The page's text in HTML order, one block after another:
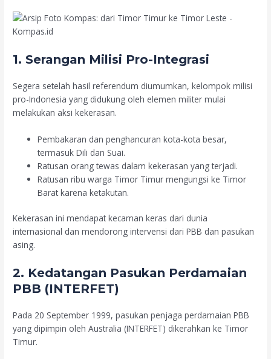
1. Serangan Milisi Pro-Integrasi
Segera setelah hasil referendum diumumkan, kelompok milisi
pro-Indonesia yang didukung oleh elemen militer mulai
melakukan aksi kekerasan.
Pembakaran dan penghancuran kota-kota besar,
termasuk Dili dan Suai.
Ratusan orang tewas dalam kekerasan yang terjadi.
Ratusan ribu warga Timor Timur mengungsi ke Timor
Barat karena ketakutan.
Kekerasan ini mendapat kecaman keras dari dunia
internasional dan mendorong intervensi dari PBB dan pasukan
asing.
2. Kedatangan Pasukan Perdamaian
PBB (INTERFET)
Pada 20 September 1999, pasukan penjaga perdamaian PBB
yang dipimpin oleh Australia (INTERFET) dikerahkan ke Timor
Timur.